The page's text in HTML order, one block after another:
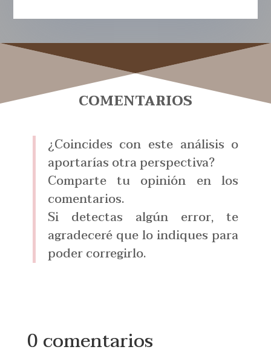
COMENTARIOS
¿Coincides con este análisis o
aportarías otra perspectiva?
Comparte tu opinión en los
comentarios.
Si detectas algún error, te
agradeceré que lo indiques para
poder corregirlo.
0 comentarios